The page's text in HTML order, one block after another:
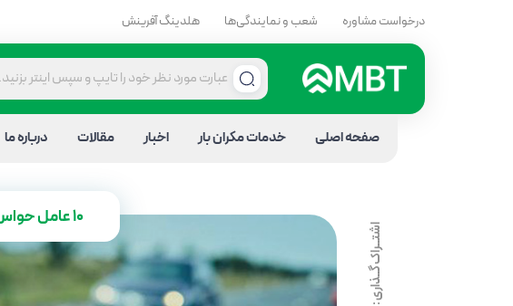
درخواست مشاوره شعب و نمایندگی‌ها هلدینگ آفرینش
صفحه اصلی خدمات مکران بار اخبار مقالات درباره ما
اشتــراک گــذاری :
10 عامل حواس‌پرتی در رانندگی